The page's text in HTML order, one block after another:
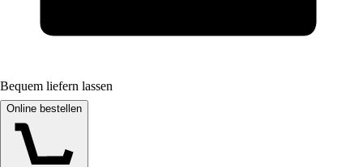
Bequem liefern lassen
Online bestellen